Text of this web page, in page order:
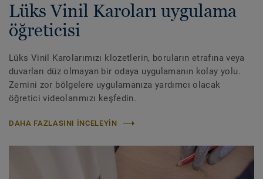
Lüks Vinil Karoları uygulama
öğreticisi
Lüks Vinil Karolarımızı klozetlerin, boruların etrafına veya
duvarları düz olmayan bir odaya uygulamanın kolay yolu.
Zemini zor bölgelere uygulamanıza yardımcı olacak
öğretici videolarımızı keşfedin.
DAHA FAZLASINI INCELEYIN